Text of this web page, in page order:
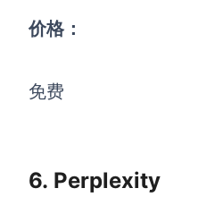
价格：
免费
6. Perplexity